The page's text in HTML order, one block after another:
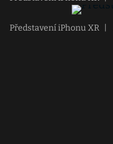
Představení iPhonu XR